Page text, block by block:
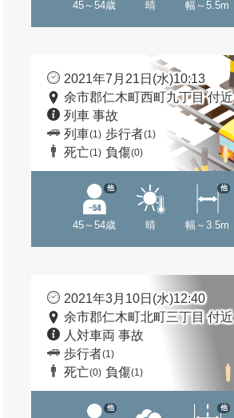
45～54歳 晴 幅～5.5m
2021年7月21日(水)10:13
余市郡仁木町西町九丁目 付近
列車 事故
列車(1) 歩行者(1)
死亡(1) 負傷(0)
45～54歳
他
晴 幅～3.5m
他
2021年3月10日(水)12:40
余市郡仁木町北町三丁目 付近
人対車両 事故
歩行者(1)
死亡(0) 負傷(1)
他 他